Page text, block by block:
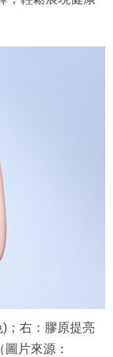
；右：膠原提亮
片來源：